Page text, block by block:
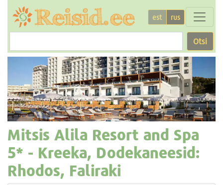
est rus
Otsi
Mitsis Alila Resort and Spa
5* - Kreeka, Dodekaneesid:
Rhodos, Faliraki